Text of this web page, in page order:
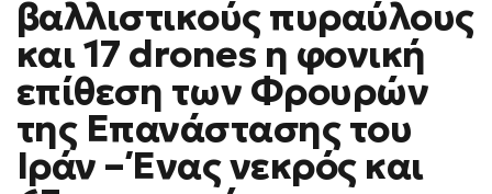
F
O
ΒΑΛΛΙΣΤΙΚΟΎΣ
ΠΥΡΑΎΛΟΥΣ
ΚΑΙ
17
DRONES
Η
ΕΠΊΘΕΣΗ
ΦΡΟΥΡΏΝ
ΤΗΣ
βαλλιστικούς πυραύλους
και 17 drones η φονική
επίθεση των Φρουρών
της Επανάστασης του
Ιράν – Ένας νεκρός και